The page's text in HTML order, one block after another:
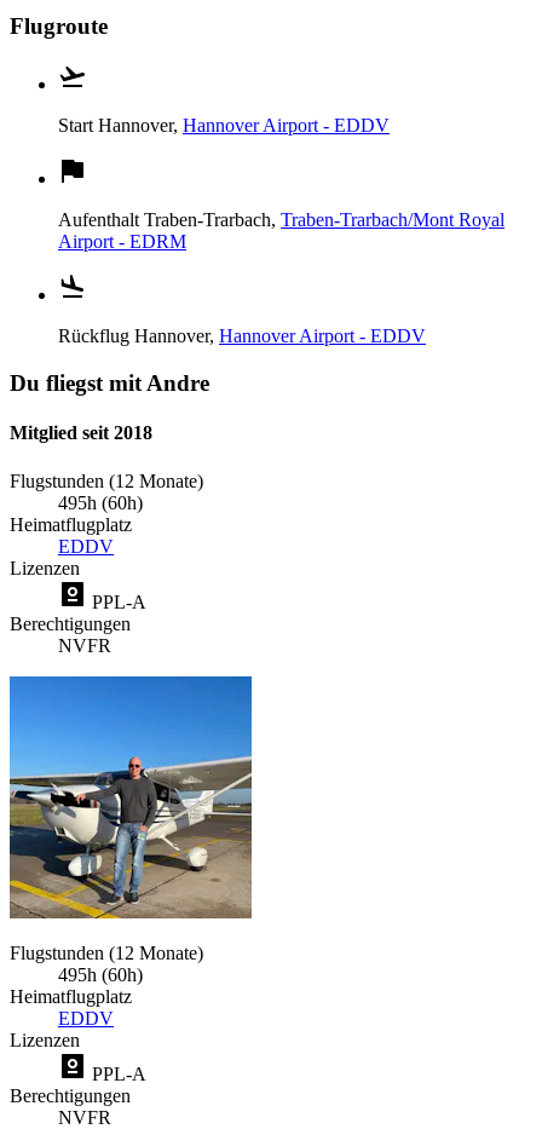
Flugroute
Start Hannover, Hannover Airport - EDDV
Aufenthalt Traben-Trarbach, Traben-Trarbach/Mont Royal
Airport - EDRM
Rückflug Hannover, Hannover Airport - EDDV
Du fliegst mit Andre
Mitglied seit 2018
Flugstunden (12 Monate)
495h (60h)
Heimatflugplatz
EDDV
Lizenzen
PPL-A
Berechtigungen
NVFR
Flugstunden (12 Monate)
495h (60h)
Heimatflugplatz
EDDV
Lizenzen
PPL-A
Berechtigungen
NVFR